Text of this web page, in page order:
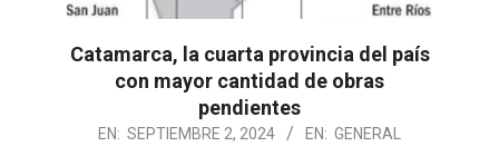
Catamarca, la cuarta provincia del país
con mayor cantidad de obras
pendientes
2024-EN: SEPTIEMBRE 2, 2024 EN: GENERAL